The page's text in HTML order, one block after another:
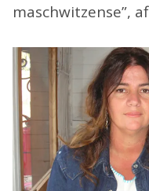
maschwitzense”,